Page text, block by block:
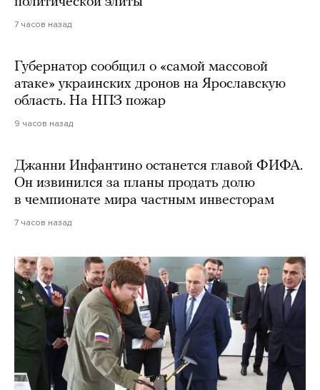
7 часов назад
Губернатор сообщил о «самой массовой
атаке» украинских дронов на Ярославскую
область. На НПЗ пожар
9 часов назад
Джанни Инфантино останется главой ФИФА.
Он извинился за планы продать долю
в чемпионате мира частным инвесторам
7 часов назад